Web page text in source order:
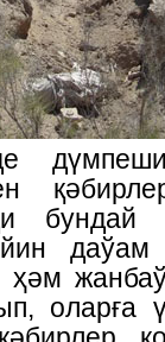
оларға